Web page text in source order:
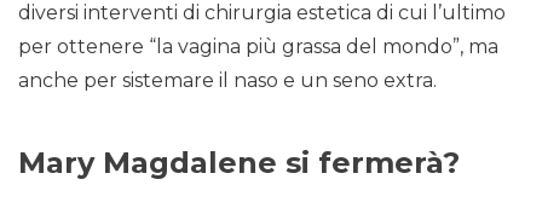
diversi interventi di chirurgia estetica di cui l’ultimo
per ottenere “la vagina più grassa del mondo”, ma
anche per sistemare il naso e un seno extra.
Mary Magdalene si fermerà?